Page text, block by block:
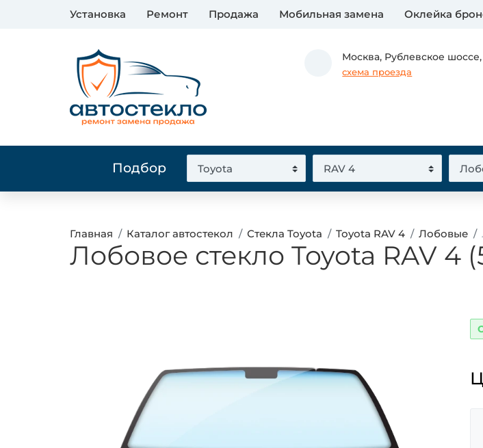
Установка Ремонт Продажа Мобильная замена Оклейка
Москва, Рублевское шоссе,
схема проезда
Подбор
Главная Каталог автостекол Стекла Toyota Toyota RAV 4 Лобовые
Лобовое стекло Toyota RAV 4